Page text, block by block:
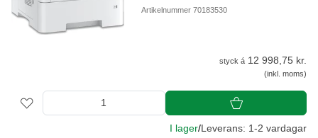
Artikelnummer 70183530
styck á 12 998,75 kr.
(inkl. moms)
I lager/Leverans: 1-2 vardagar